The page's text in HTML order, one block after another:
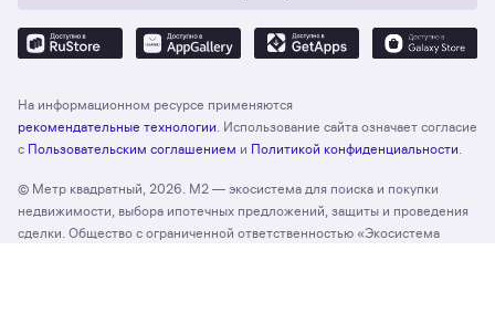
На информационном ресурсе применяются
рекомендательные технологии . Использование сайта означает согласие
с Пользовательским соглашением и Политикой конфиденциальности
© Метр квадратный, 2026. М2 — экосистема для поиска и покупки
недвижимости, выбора ипотечных предложений, защиты и проведения
сделки. Общество с ограниченной ответственностью «Экосистема